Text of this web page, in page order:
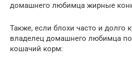
домашнего любимца жирные
Также, если блохи часто и долго
владелец домашнего любимца
кошачий корм: